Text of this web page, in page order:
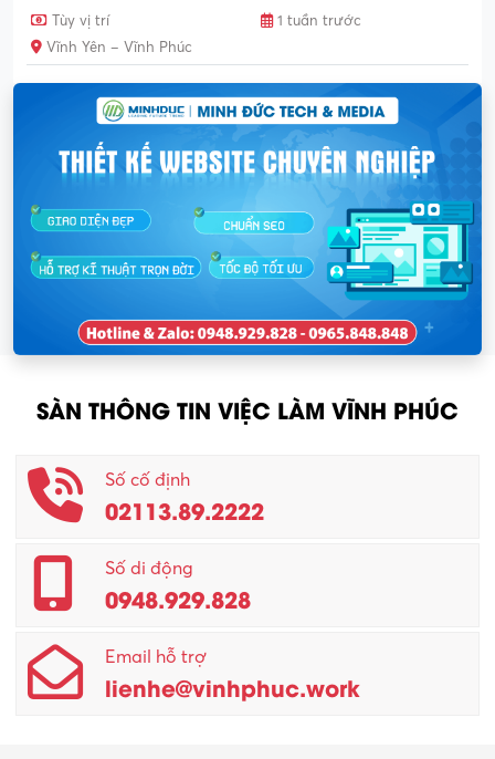
Tùy vị trí
1 tuần trước
Vĩnh Yên – Vĩnh Phúc
SÀN THÔNG TIN VIỆC LÀM VĨNH PHÚC
Số cố định
02113.89.2222
Số di động
0948.929.828
Email hỗ trợ
lienhe@vinhphuc.work